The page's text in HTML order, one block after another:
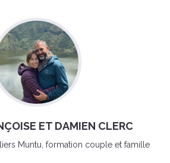
ET DAMIEN CLERC
Muntu, formation couple et famille